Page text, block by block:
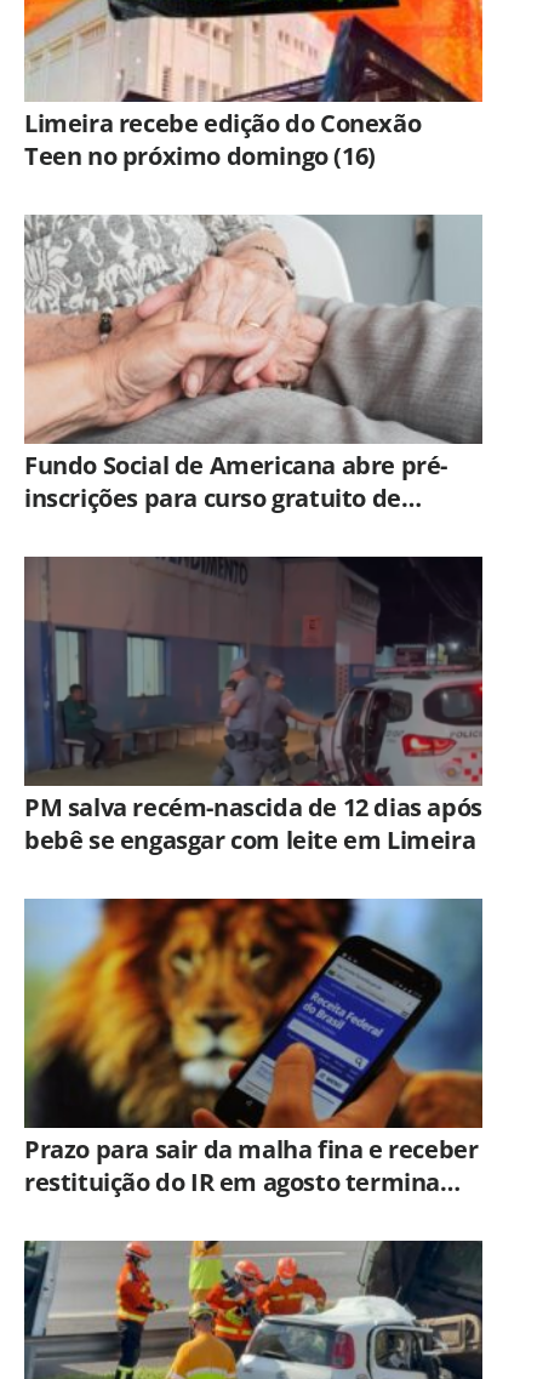
Limeira recebe edição do Conexão
Teen no próximo domingo (16)
Fundo Social de Americana abre pré-
inscrições para curso gratuito de
PM salva recém-nascida de 12 dias após
bebê se engasgar com leite em Limeira
Prazo para sair da malha fina e receber
restituição do IR em agosto termina